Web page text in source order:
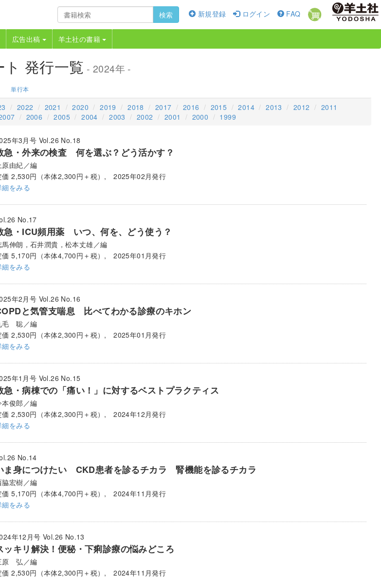
新規登録 ログイン FAQ
検索
広告出稿 羊土社の書籍
発行一覧 - 2024年 -
単行本
2022 2021 2020 2019 2018 2017 2016 2015 2014 2013 2012
2011
2006 2005 2004 2003 2002 2001 2000 1999
年3月号 Vol.26 No.18
急・外来の検査 何を選ぶ？どう活かす？
原由紀／編
価 2,530円（本体2,300円＋税）, 2025年02月発行
細をみる
No.17
急・ICU頻用薬 いつ、何を、どう使う？
馬伸朗，石井潤貴，松本丈雄／編
価 5,170円（本体4,700円＋税）, 2025年01月発行
細をみる
年2月号 Vol.26 No.16
と気管支喘息 比べてわかる診療のキホン
毛 聡／編
価 2,530円（本体2,300円＋税）, 2025年01月発行
細をみる
年1月号 Vol.26 No.15
急・病棟での「痛い！」に対するベストプラクティス
本俊郎／編
価 2,530円（本体2,300円＋税）, 2024年12月発行
細をみる
No.14
ま身につけたい CKD患者を診るチカラ 腎機能を診るチカラ
脇宏樹／編
価 5,170円（本体4,700円＋税）, 2024年11月発行
細をみる
年12月号 Vol.26 No.13
ッキリ解決！便秘・下痢診療の悩みどころ
原 弘／編
価 2,530円（本体2,300円＋税）, 2024年11月発行